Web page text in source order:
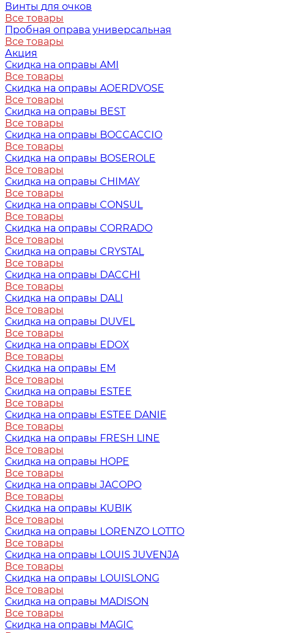
Винты для очков
Все товары
Пробная оправа универсальная
Все товары
Акция
Скидка на оправы AMI
Все товары
Скидка на оправы AOERDVOSE
Все товары
Скидка на оправы BEST
Все товары
Скидка на оправы BOCCACCIO
Все товары
Скидка на оправы BOSEROLE
Все товары
Скидка на оправы CHIMAY
Все товары
Скидка на оправы CONSUL
Все товары
Скидка на оправы CORRADO
Все товары
Скидка на оправы CRYSTAL
Все товары
Скидка на оправы DACCHI
Все товары
Скидка на оправы DALI
Все товары
Скидка на оправы DUVEL
Все товары
Скидка на оправы EDOX
Все товары
Скидка на оправы EM
Все товары
Скидка на оправы ESTEE
Все товары
Скидка на оправы ESTEE DANIE
Все товары
Скидка на оправы FRESH LINE
Все товары
Скидка на оправы HOPE
Все товары
Скидка на оправы JACOPO
Все товары
Скидка на оправы KUBIK
Все товары
Скидка на оправы LORENZO LOTTO
Все товары
Скидка на оправы LOUIS JUVENJA
Все товары
Скидка на оправы LOUISLONG
Все товары
Скидка на оправы MADISON
Все товары
Скидка на оправы MAGIC